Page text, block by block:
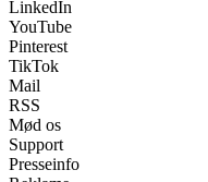
LinkedIn
YouTube
Pinterest
TikTok
Mail
RSS
Mød os
Support
Presseinfo